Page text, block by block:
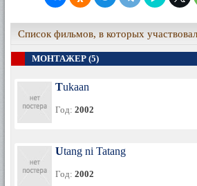
Список фильмов, в которых
МОНТАЖЕР (5)
Tukaan
Год: 2002
Utang ni Tatang
Год: 2002